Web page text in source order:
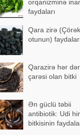
orqanizminə
faydaları
Qara zirə (Çörək
otunun)
Qarazirə hər
çarəsi olan bitki
Ən güclü təbii
antibiotik: Udi
bitkisinin